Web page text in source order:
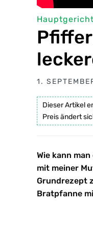
1.
Dieser Artikel
Preis ändert
Wie kann
mit meiner
Grundrezept
Bratpfanne